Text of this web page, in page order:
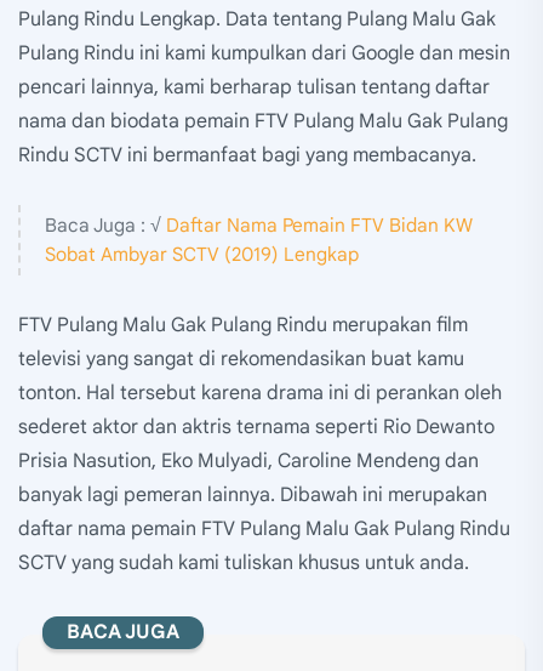
Pulang Rindu Lengkap. Data tentang Pulang Malu Gak
Pulang Rindu ini kami kumpulkan dari Google dan mesin
pencari lainnya, kami berharap tulisan tentang daftar
nama dan biodata pemain FTV Pulang Malu Gak Pulang
Rindu SCTV ini bermanfaat bagi yang membacanya.
Baca Juga : √ Daftar Nama Pemain FTV Bidan KW
Sobat Ambyar SCTV (2019) Lengkap
FTV Pulang Malu Gak Pulang Rindu merupakan film
televisi yang sangat di rekomendasikan buat kamu
tonton. Hal tersebut karena drama ini di perankan oleh
sederet aktor dan aktris ternama seperti Rio Dewanto
Prisia Nasution, Eko Mulyadi, Caroline Mendeng dan
banyak lagi pemeran lainnya. Dibawah ini merupakan
daftar nama pemain FTV Pulang Malu Gak Pulang Rindu
SCTV yang sudah kami tuliskan khusus untuk anda.
BACA JUGA